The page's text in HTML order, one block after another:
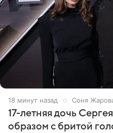
18 минут назад Соня
17-летняя дочь
образом с бритой